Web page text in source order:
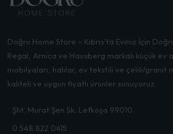
Doğru Home Store – Kıbrıs’ta Eviniz İçin
Regal, Arnica ve Hausberg markalı küçük ev
mobilyaları, halılar, ev tekstili ve çelik/granit
kaliteli ve uygun fiyatlı ürünler sunuyoruz.
Şht. Murat Şen Sk, Lefkoşa 99010
0 548 822 0415